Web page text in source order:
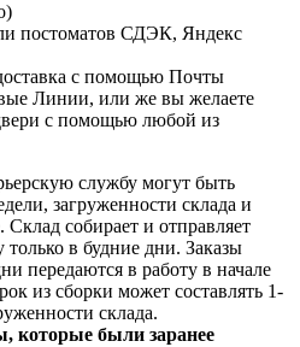
постоматов СДЭК, Яндекс
с помощью Почты
Линии, или же вы желаете
с помощью любой из
службу могут быть
загруженности склада и
Склад собирает и отправляет
в будние дни. Заказы
передаются в работу в начале
из сборки может составлять 1-
склада.
которые были заранее